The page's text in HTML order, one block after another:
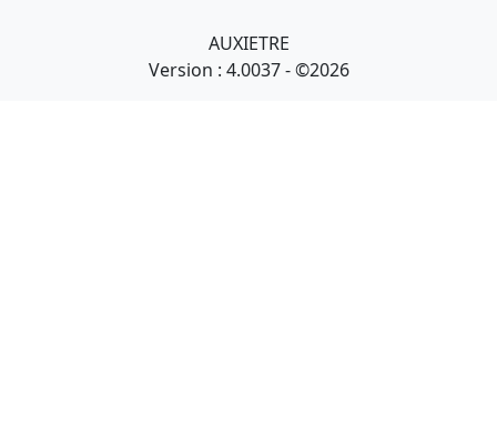
AUXIETRE
Version : 4.0037 - ©2026